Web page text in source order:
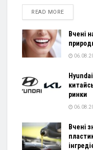
READ MOREDETAILS
Вчені
ринки
Вчені